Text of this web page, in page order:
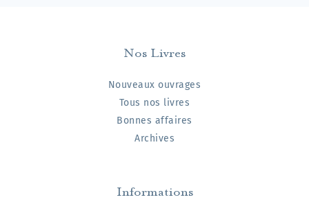
Nos Livres
Nouveaux ouvrages
Tous nos livres
Bonnes affaires
Archives
Informations